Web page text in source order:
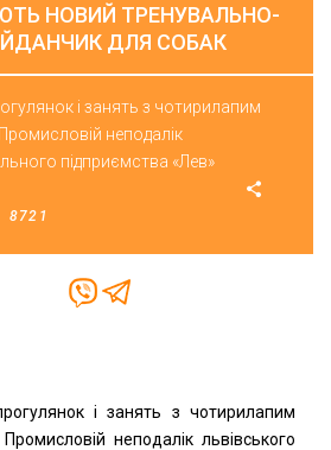
НОВИЙ ТРЕНУВАЛЬНО-
ДЛЯ СОБАК
і занять з чотирилапим
неподалік
підприємства «Лев»
8721
і занять з чотирилапим
неподалік львівського